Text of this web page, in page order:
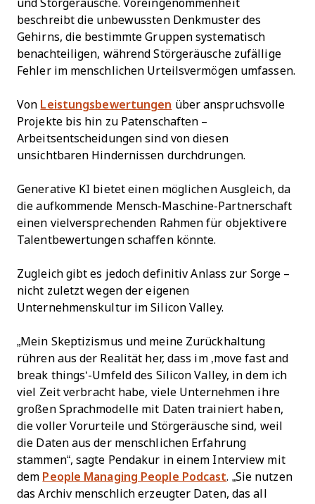
und Störgeräusche. Voreingenommenheit
beschreibt die unbewussten Denkmuster des
Gehirns, die bestimmte Gruppen systematisch
benachteiligen, während Störgeräusche zufällige
Fehler im menschlichen Urteilsvermögen umfassen.
Von Leistungsbewertungen über anspruchsvolle
Projekte bis hin zu Patenschaften –
Arbeitsentscheidungen sind von diesen
unsichtbaren Hindernissen durchdrungen.
Generative KI bietet einen möglichen Ausgleich, da
die aufkommende Mensch-Maschine-Partnerschaft
einen vielversprechenden Rahmen für objektivere
Talentbewertungen schaffen könnte.
Zugleich gibt es jedoch definitiv Anlass zur Sorge –
nicht zuletzt wegen der eigenen
Unternehmenskultur im Silicon Valley.
„Mein Skeptizismus und meine Zurückhaltung
rühren aus der Realität her, dass im ‚move fast and
break things‘-Umfeld des Silicon Valley, in dem ich
viel Zeit verbracht habe, viele Unternehmen ihre
großen Sprachmodelle mit Daten trainiert haben,
die voller Vorurteile und Störgeräusche sind, weil
die Daten aus der menschlichen Erfahrung
stammen“, sagte Pendakur in einem Interview mit
dem People Managing People Podcast. „Sie nutzen
das Archiv menschlich erzeugter Daten, das all